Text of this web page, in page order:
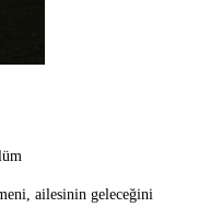
ailesinin geleceğini